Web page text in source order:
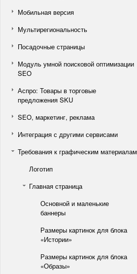
Мобильная версия
Мультирегиональность
Посадочные страницы
Модуль умной поисковой оптимизации
SEO
Аспро: Товары в торговые
предложения SKU
SEO, маркетинг, реклама
Интеграция с другими сервисами
Требования к графическим материалам
Логотип
Главная страница
Основной и маленькие
баннеры
Размеры картинок для блока
«Истории»
Размеры картинок для блока
«Образы»